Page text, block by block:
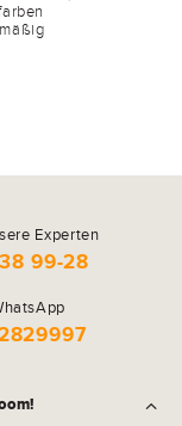
Experten
99-28